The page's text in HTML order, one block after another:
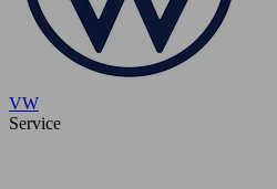
VW
Service